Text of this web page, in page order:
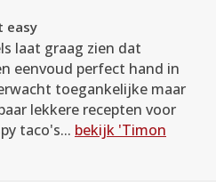
easy
laat graag zien dat
eenvoud perfect hand in
toegankelijke maar
lekkere recepten voor
taco's... bekijk 'Timon